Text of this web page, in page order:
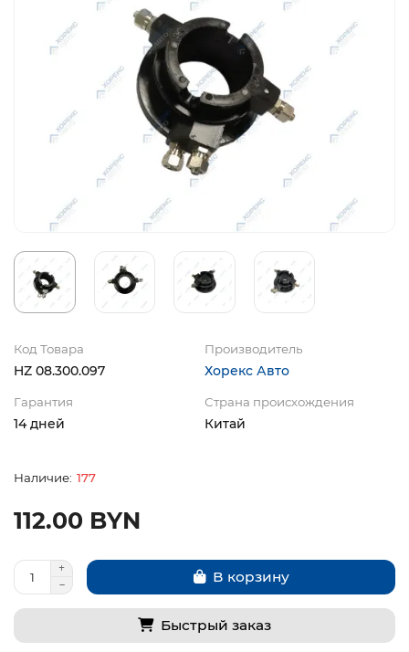
Код Товара
HZ 08.300.097
Производитель
Хорекс Авто
Гарантия
14 дней
Страна происхождения
Китай
177
112.00 BYN
В корзину
Быстрый заказ